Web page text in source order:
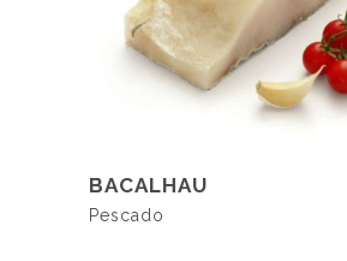
BACALHAU
Pescado